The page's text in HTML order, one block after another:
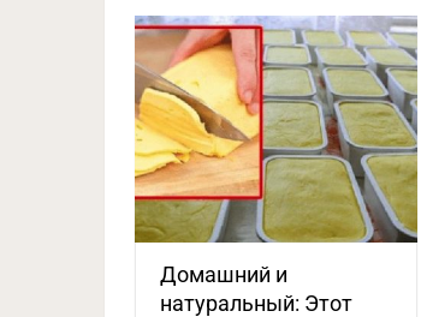
Домашний и
натуральный: Этот